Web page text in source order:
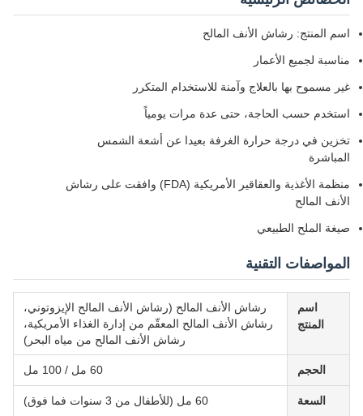
اسم المنتج: رشاش الأنف المالح
مناسبة لجميع الأعمار
غير مسموح بها بالعلاج وآمنة للاستخدام المتكرر
استخدم حسب الحاجة، حتى عدة مرات يومياً
تخزين في درجة حرارة الغرفة بعيدا عن أشعة الشمس
المباشرة
منظمة الأغذية والعقاقير الأمريكية (FDA) وافقت على رشاش
الأنف المالح
صيغة الملح الطبيعي
المواصفات التقنية
اسم
المنتج
رشاش الأنف المالح (رشاش الأنف المالح الإيزوتوني،
رشاش الأنف المالح المعقّم من إدارة الغذاء الأمريكية،
رشاش الأنف المالح من مياه البحر)
الحجم 60 مل / 100 مل
السعة 60 مل (للأطفال من 3 سنوات فما فوق)